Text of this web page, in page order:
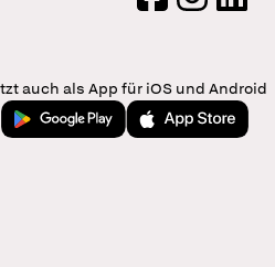
auch als App für iOS und Android
Jetzt bei Google PlayLaden im App Store